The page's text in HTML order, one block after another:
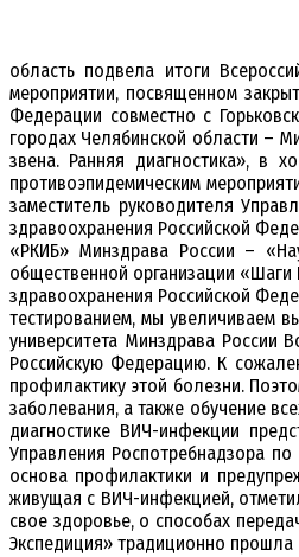
область подвела итоги
мероприятии, посвященном
Федерации совместно с
городах Челябинской области –
звена. Ранняя диагностика», в
противоэпидемическим
заместитель руководителя
здравоохранения Российской
«РКИБ» Минздрава России –
общественной организации
здравоохранения Российской
тестированием, мы увеличиваем
университета Минздрава России
Российскую Федерацию. К
профилактику этой болезни.
заболевания, а также обучение
диагностике ВИЧ-инфекции
Управления Роспотребнадзора
основа профилактики и
живущая с ВИЧ-инфекцией,
свое здоровье, о способах
Экспедиция» традиционно прошла